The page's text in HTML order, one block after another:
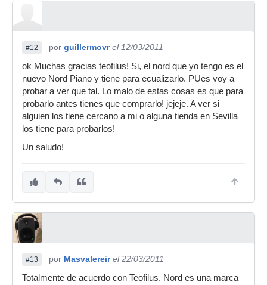
#12 por guillermovr el 12/03/2011
ok Muchas gracias teofilus! Si, el nord que yo tengo es el
nuevo Nord Piano y tiene para ecualizarlo. PUes voy a
probar a ver que tal. Lo malo de estas cosas es que para
probarlo antes tienes que comprarlo! jejeje. A ver si
alguien los tiene cercano a mi o alguna tienda en Sevilla
los tiene para probarlos!
Un saludo!
#13 por Masvalereir el 22/03/2011
Totalmente de acuerdo con Teofilus. Nord es una marca